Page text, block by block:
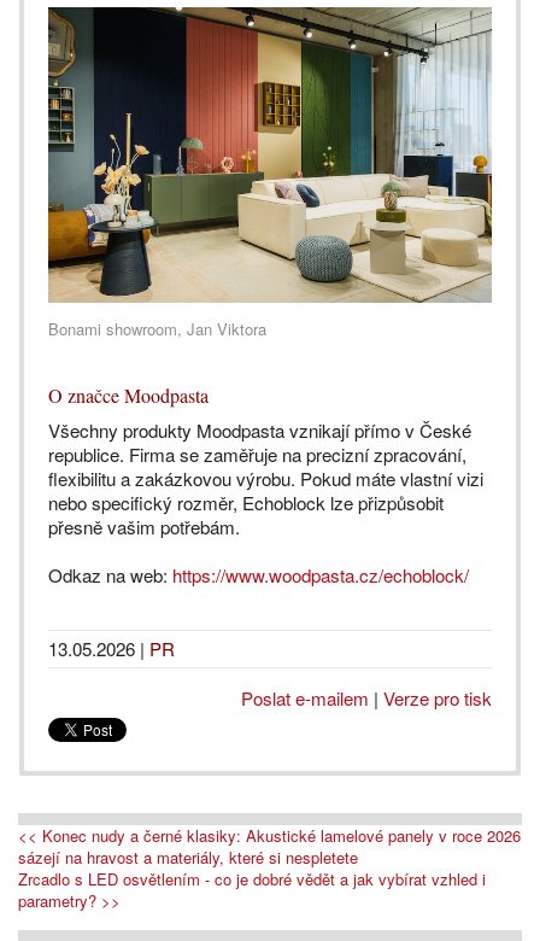
Bonami showroom, Jan Viktora
O značce Moodpasta
Všechny produkty Moodpasta vznikají přímo v České
republice. Firma se zaměřuje na precizní zpracování,
flexibilitu a zakázkovou výrobu. Pokud máte vlastní vizi
nebo specifický rozměr, Echoblock lze přizpůsobit
přesně vašim potřebám.
Odkaz na web: https://www.woodpasta.cz/echoblock/
13.05.2026 | PR
Poslat e-mailem | Verze pro tisk
<< Konec nudy a černé klasiky: Akustické lamelové panely v roce 2026
sázejí na hravost a materiály, které si nespletete
Zrcadlo s LED osvětlením - co je dobré vědět a jak vybírat vzhled i
parametry? >>